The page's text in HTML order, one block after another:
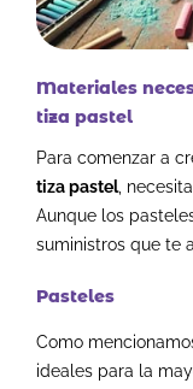
Materiales
tiza pastel
Para comenzar a
tiza pastel,
Aunque los
suministros que te
Pasteles
Como
ideales para la